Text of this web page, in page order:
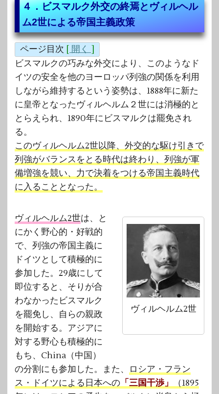
４．ビスマルク外交の終焉とヴィルヘル
ム2世による帝国主義政策
ページ目次 [ 開く ]
ビスマルクの巧みな外交により、このようなド
イツの安全を他のヨーロッパ列強の関係を利用
しながら維持するという姿勢は、1888年に新た
に皇帝となったヴィルヘルム２世には消極的と
とらえられ、1890年にビスマルクは罷免され
る。
このヴィルヘルム2世以降、外交的な駆け引きで
列強がバランスをとる時代は終わり、列強が軍
備増強を競い、力で決着をつける帝国主義時代
に入ることとなった。
ヴィルヘルム2世
ヴィルヘルム2世は、と
にかく野心的・好戦的
で、列強の帝国主義に
ドイツとして積極的に
参加した。29歳にして
即位すると、そりが合
わなかったビスマルク
を罷免し、自らの親政
を開始する。アジアに
対する野心も積極的に
もち、China（中国）
の分割にも参加した。また、
ロシア・フラン
ス・ドイツによる日本への 「三国干渉」
（1895